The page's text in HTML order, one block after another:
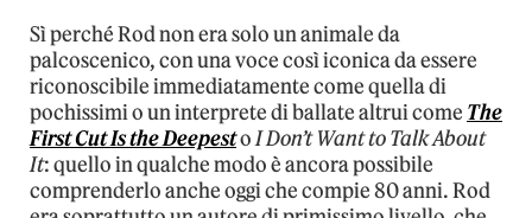
Sì perché Rod non era solo un animale da
palcoscenico, con una voce così iconica da essere
riconoscibile immediatamente come quella di
pochissimi o un interprete di ballate altrui come The
First Cut Is the DeepestoI Don’t Want to Talk About
It: quello in qualche modo è ancora possibile
comprenderlo anche oggi che compie 80 anni. Rod